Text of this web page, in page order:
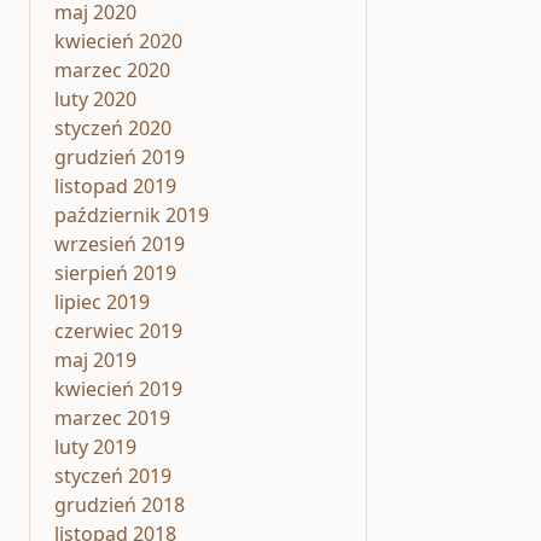
maj 2020
kwiecień 2020
marzec 2020
luty 2020
styczeń 2020
grudzień 2019
listopad 2019
październik 2019
wrzesień 2019
sierpień 2019
lipiec 2019
czerwiec 2019
maj 2019
kwiecień 2019
marzec 2019
luty 2019
styczeń 2019
grudzień 2018
listopad 2018